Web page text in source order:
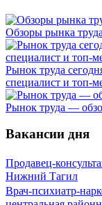
Обзоры рынка
Рынок труда
специалист и топ-
Рынок труда —
Вакансии дня
Продавец-
Нижний Тагил
Врач-психиатр-